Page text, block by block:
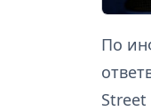
По
Street